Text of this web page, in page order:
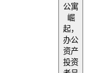
公寓
崛
起，
办公
资产
投资